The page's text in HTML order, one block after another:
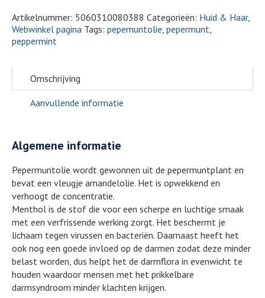
Artikelnummer: 5060310080388 Categorieën: Huid & Haar,
Webwinkel pagina Tags: pepemuntolie, pepermunt,
peppermint
Omschrijving
Aanvullende informatie
Algemene informatie
Pepermuntolie wordt gewonnen uit de pepermuntplant en
bevat een vleugje amandelolie. Het is opwekkend en
verhoogt de concentratie.
Menthol is de stof die voor een scherpe en luchtige smaak
met een verfrissende werking zorgt. Het beschermt je
lichaam tegen virussen en bacteriën. Daarnaast heeft het
ook nog een goede invloed op de darmen zodat deze minder
belast worden, dus helpt het de darmflora in evenwicht te
houden waardoor mensen met het prikkelbare
darmsyndroom minder klachten krijgen.